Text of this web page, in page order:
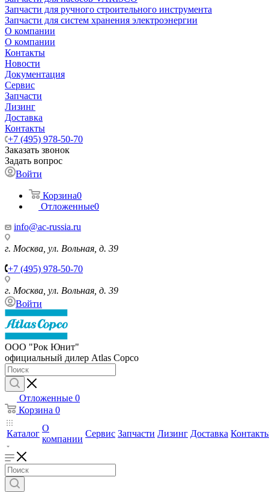
Запчасти для ручного строительного инструмента
Запчасти для систем хранения электроэнергии
О компании
О компании
Контакты
Новости
Документация
Сервис
Запчасти
Лизинг
Доставка
Контакты
+7 (495) 978-50-70
Заказать звонок
Задать вопрос
Войти
Корзина0
Отложенные0
info@ac-russia.ru
г. Москва, ул. Вольная, д. 39
+7 (495) 978-50-70
г. Москва, ул. Вольная, д. 39
Войти
ООО "Рок Юнит"
официальный дилер Atlas Copco
Отложенные 0
Корзина 0
Каталог
О
компании
Сервис Запчасти Лизинг Доставка